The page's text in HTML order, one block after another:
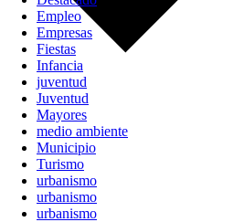
Empleo
Empresas
Fiestas
Infancia
juventud
Juventud
Mayores
medio ambiente
Municipio
Turismo
urbanismo
urbanismo
urbanismo